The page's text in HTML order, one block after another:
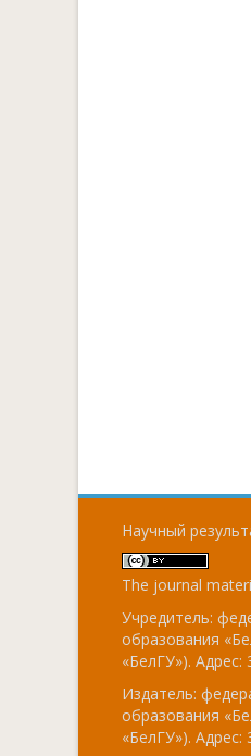
Научный
The journal
Учредитель:
образования
«БелГУ»). Адрес:
Издатель:
образования
«БелГУ»). Адрес: